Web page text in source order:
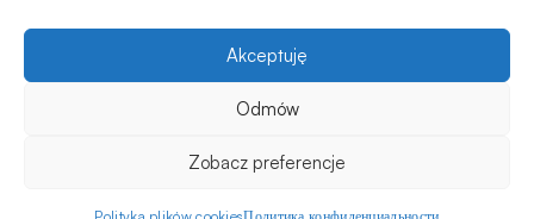
Akceptuję
Odmów
Zobacz preferencje
УСЛУГИ
МагазинОбучения
CYBUCH - SHISHA SKLEP
кальяна, и с помощью наших гидов вы сможете устроить
восхитительную сессию, которая порадует ваших друзей. Мы
верим, что Кальян может обеспечить многоуровневый,